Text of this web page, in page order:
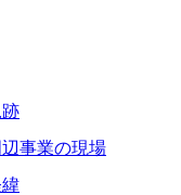
辺事業の現場